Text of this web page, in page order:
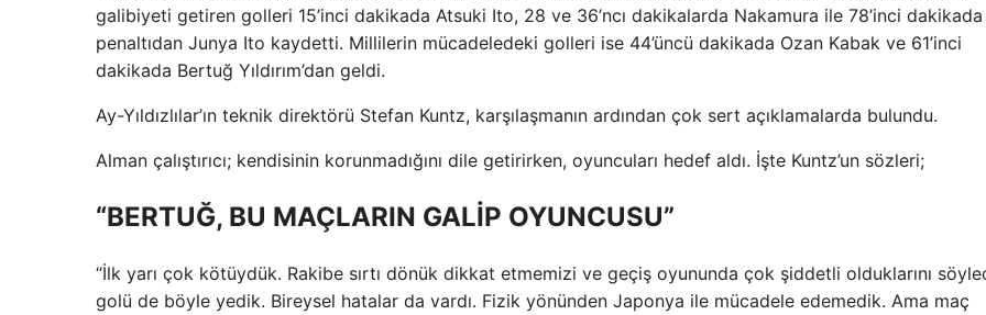
galibiyeti getiren golleri 15’inci dakikada Atsuki Ito, 28 ve 36’ncı dakikalarda Nakamura ile 78’inci dakikada
penaltıdan Junya Ito kaydetti. Millilerin mücadeledeki golleri ise 44’üncü dakikada Ozan Kabak ve 61’inci
dakikada Bertuğ Yıldırım’dan geldi.
Ay-Yıldızlılar’ın teknik direktörü Stefan Kuntz, karşılaşmanın ardından çok sert açıklamalarda bulundu.
Alman çalıştırıcı; kendisinin korunmadığını dile getirirken, oyuncuları hedef aldı. İşte Kuntz’un sözleri;
“BERTUĞ, BU MAÇLARIN GALİP OYUNCUSU”
“İlk yarı çok kötüydük. Rakibe sırtı dönük dikkat etmemizi ve geçiş oyununda çok şiddetli olduklarını
golü de böyle yedik. Bireysel hatalar da vardı. Fizik yönünden Japonya ile mücadele edemedik. Ama maç